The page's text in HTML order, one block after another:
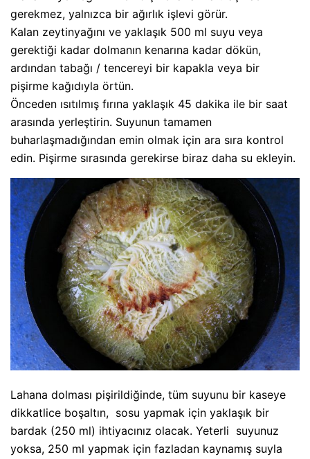
gerekmez, yalnızca bir ağırlık işlevi görür.
Kalan zeytinyağını ve yaklaşık 500 ml suyu veya
gerektiği kadar dolmanın kenarına kadar dökün,
ardından tabağı / tencereyi bir kapakla veya bir
pişirme kağıdıyla örtün.
Önceden ısıtılmış fırına yaklaşık 45 dakika ile bir saat
arasında yerleştirin. Suyunun tamamen
buharlaşmadığından emin olmak için ara sıra kontrol
edin. Pişirme sırasında gerekirse biraz daha su ekleyin.
Lahana dolması pişirildiğinde, tüm suyunu bir kaseye
dikkatlice boşaltın, sosu yapmak için yaklaşık bir
bardak (250 ml) ihtiyacınız olacak. Yeterli suyunuz
yoksa, 250 ml yapmak için fazladan kaynamış suyla